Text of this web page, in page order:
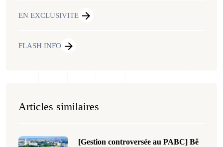
EN EXCLUSIVITE
FLASH INFO
Articles similaires
[Gestion controversée au PABC] Bê